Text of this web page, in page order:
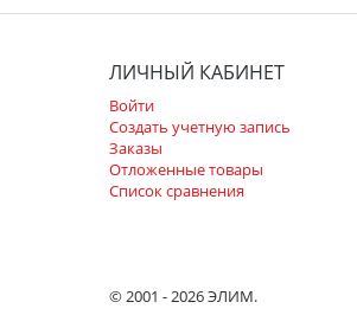
ЛИЧНЫЙ КАБИНЕТ
Войти
Создать учетную запись
Заказы
Отложенные товары
Список сравнения
© 2001 - 2026 ЭЛИМ.